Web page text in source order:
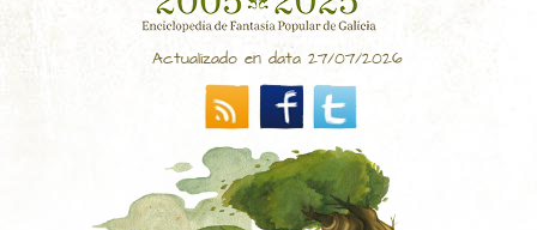
Actualizado en data 27/07/2026